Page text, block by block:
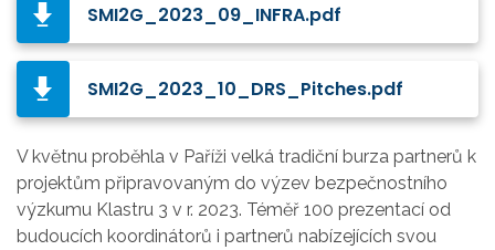
SMI2G_2023_09_INFRA.pdf
SMI2G_2023_10_DRS_Pitches.pdf
V květnu proběhla v Paříži velká tradiční burza partnerů k
projektům připravovaným do výzev bezpečnostního
výzkumu Klastru 3 v r. 2023. Téměř 100 prezentací od
budoucích koordinátorů i partnerů nabízejících svou